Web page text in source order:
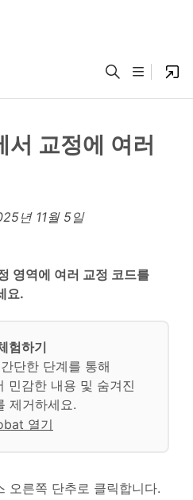
교정에 여러
년 11월 5일
영역에 여러 교정 코드를
요.
험하기
단한 단계를 통해
민감한 내용 및 숨겨진
제거하세요.
열기
오른쪽 단추로 클릭합니다.